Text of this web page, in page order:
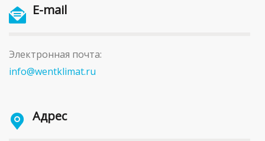
E-mail
Электронная почта:
info@wentklimat.ru
Адрес